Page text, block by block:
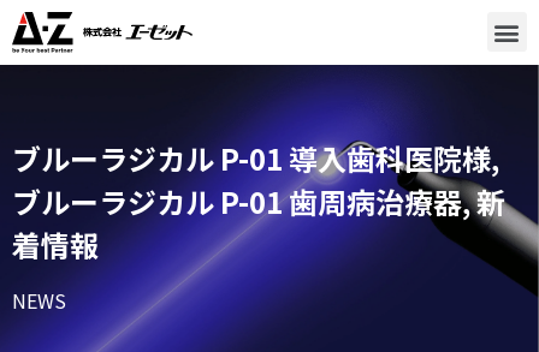
ブルーラジカル P-01 導入歯科医院様,
ブルーラジカル P-01 歯周病治療器,新
着情報
NEWS